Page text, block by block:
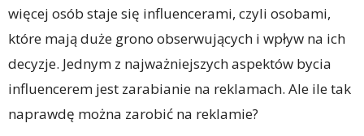
więcej osób staje się influencerami, czyli osobami,
które mają duże grono obserwujących i wpływ na ich
decyzje. Jednym z najważniejszych aspektów bycia
influencerem jest zarabianie na reklamach. Ale ile tak
naprawdę można zarobić na reklamie?